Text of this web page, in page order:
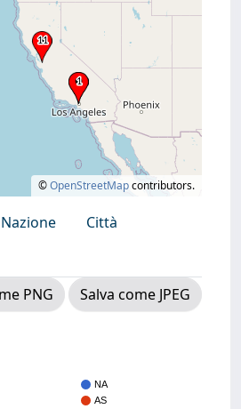
©OpenStreetMapcontributors.
Nazione
Città
PNG
Salva come JPEG
NA
AS